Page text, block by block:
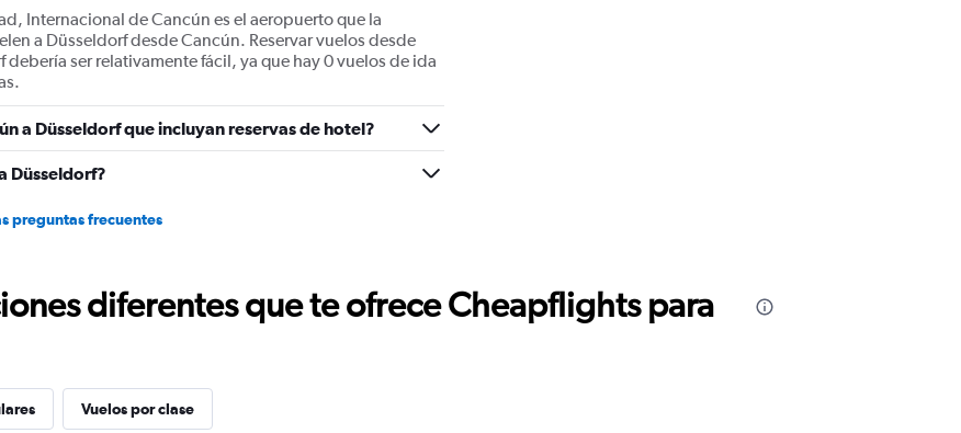
Internacional de Cancún es el aeropuerto que la
a Düsseldorf desde Cancún. Reservar vuelos desde
ser relativamente fácil, ya que hay 0 vuelos de ida
a Düsseldorf que incluyan reservas de hotel?
Düsseldorf?
preguntas frecuentes
diferentes que te ofrece Cheapflights para
Vuelos por clase